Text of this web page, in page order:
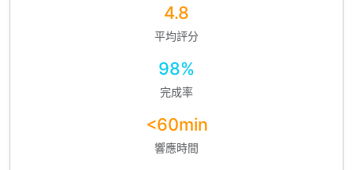
4.8
平均評分
98%
完成率
<60min
響應時間